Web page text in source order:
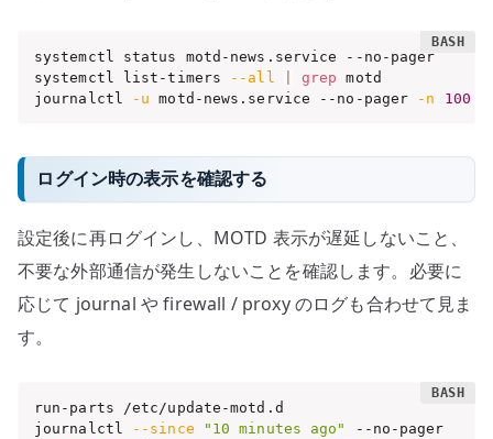
systemctl status motd-news.service --no-pager
systemctl list-timers
--all grep motd
journalctl
-u motd-news.service --no-pager -n 100
ログイン時の表示を確認する
設定後に再ログインし、MOTD 表示が遅延しないこと、
不要な外部通信が発生しないことを確認します。必要に
応じて journal や firewall / proxy のログも合わせて見ま
す。
run-parts /etc/update-motd.d
journalctl
--since "10 minutes ago"